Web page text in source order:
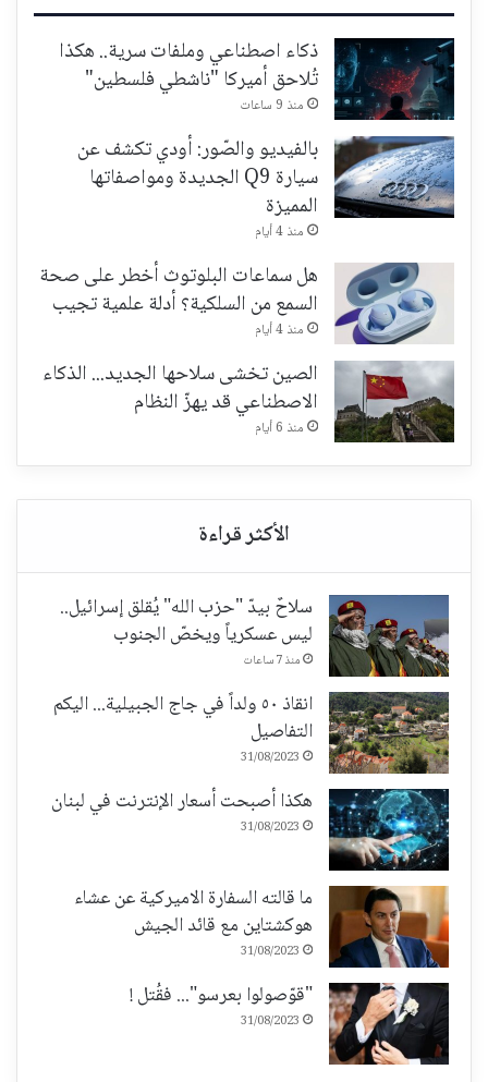
ذكاء اصطناعي وملفات سرية.. هكذا
تُلاحق أميركا "ناشطي فلسطين"
منذ 9 ساعات
بالفيديو والصّور: أودي تكشف عن
سيارة Q9 الجديدة ومواصفاتها
المميزة
منذ 4 أيام
هل سماعات البلوتوث أخطر على صحة
السمع من السلكية؟ أدلة علمية تجيب
منذ 4 أيام
الصين تخشى سلاحها الجديد... الذكاء
الاصطناعي قد يهزّ النظام
منذ 6 أيام
سلاحٌ بيدّ "حزب الله" يُقلق إسرائيل..
ليس عسكرياً ويخصّ الجنوب
منذ 7 ساعات
انقاذ ٥٠ ولداً في جاج الجبيلية... اليكم
التفاصيل
31/08/2023
هكذا أصبحت أسعار الإنترنت في لبنان
31/08/2023
ما قالته السفارة الاميركية عن عشاء
هوكشتاين مع قائد الجيش
31/08/2023
"قوّصولوا بعرسو"... فقُتل !
31/08/2023